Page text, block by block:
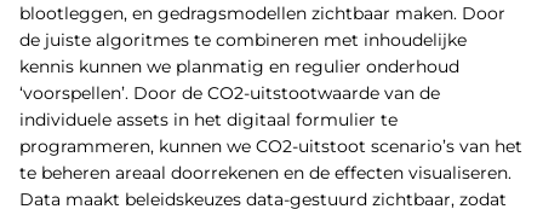
blootleggen, en gedragsmodellen zichtbaar maken. Door
de juiste algoritmes te combineren met inhoudelijke
kennis kunnen we planmatig en regulier onderhoud
‘voorspellen’. Door de CO2-uitstootwaarde van de
individuele assets in het digitaal formulier te
programmeren, kunnen we CO2-uitstoot scenario’s van het
te beheren areaal doorrekenen en de effecten visualiseren.
Data maakt beleidskeuzes data-gestuurd zichtbaar, zodat